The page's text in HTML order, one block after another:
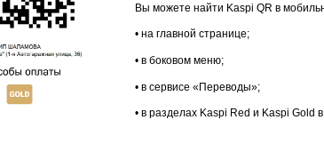
Вы можете найти Kaspi QR в
• на главной странице;
• в боковом меню;
• в сервисе «Переводы»;
• в разделах Kaspi Red и Kaspi Gold